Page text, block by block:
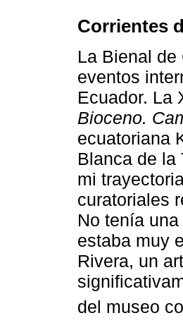
Corrientes
La Bienal
eventos
Ecuador. La
Bioceno.
ecuatoriana
Blanca de la
mi
curatoriales
No tenía
estaba muy
Rivera, un
del museo